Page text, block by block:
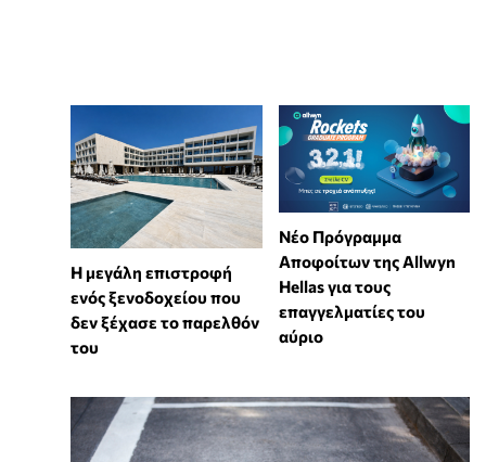
Η μεγάλη επιστροφή
ενός ξενοδοχείου που
δεν ξέχασε το παρελθόν
του
Νέο Πρόγραμμα
Αποφοίτων της Allwyn
Hellas για τους
επαγγελματίες του
αύριο